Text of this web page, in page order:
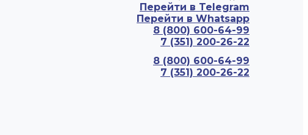
8 (800) 600-64-99
7 (351) 200-26-22
Перейти в Telegram
Перейти в Whatsapp
8 (800) 600-64-99
7 (351) 200-26-22